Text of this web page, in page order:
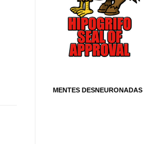
MENTES DESNEURONADAS